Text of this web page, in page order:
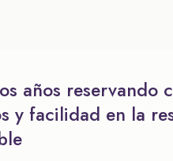
años reservando
y facilidad en la